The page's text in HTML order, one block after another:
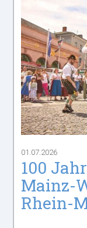
01.07.2026
100
Mainz-
Rhein-